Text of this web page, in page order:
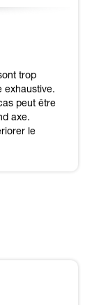
trop
exhaustive.
peut être
axe.
le